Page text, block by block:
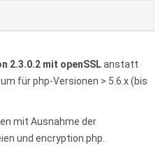
2.3.0.2 mit openSSLanstatt
für php-Versionen > 5.6.x (bis
mit Ausnahme der
und encryption.php.